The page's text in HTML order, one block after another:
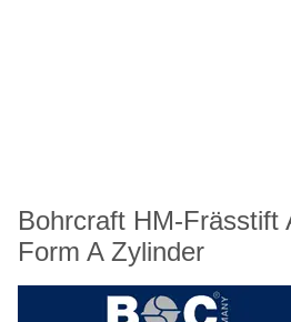
Bohrcraft HM-Frässtift
Form A Zylinder